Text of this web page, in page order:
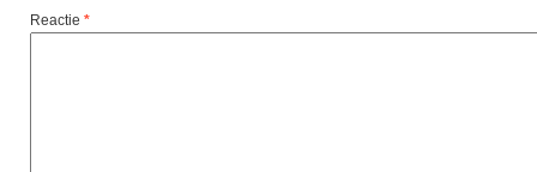
Reactie *